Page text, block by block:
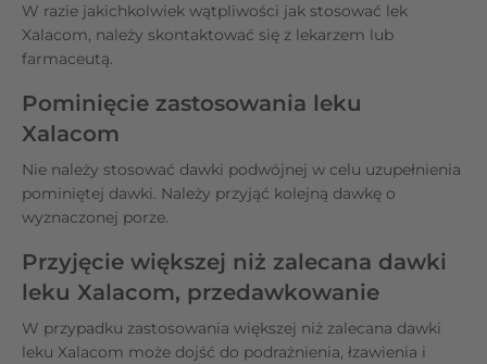
W razie jakichkolwiek wątpliwości jak stosować lek
Xalacom, należy skontaktować się z lekarzem lub
farmaceutą.
Pominięcie zastosowania leku
Xalacom
Nie należy stosować dawki podwójnej w celu uzupełnienia
pominiętej dawki. Należy przyjąć kolejną dawkę o
wyznaczonej porze.
Przyjęcie większej niż zalecana dawki
leku Xalacom, przedawkowanie
W przypadku zastosowania większej niż zalecana dawki
leku Xalacom może dojść do podrażnienia, łzawienia i